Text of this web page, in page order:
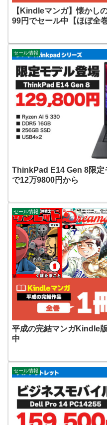
【Kindleマンガ】懐かし
99円でセール中【ほぼ全巻
セール情報
ThinkPad E14 Gen 8限
で12万9800円から
セール情報
平成の完結マンガKindle
中
セール情報